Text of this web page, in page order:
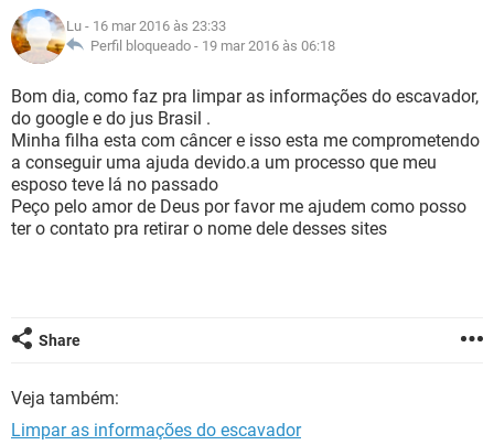
GUIA DE COMPRAS
INSTAGRAM
GUIA DE COMPRAS
CELULAR
OUTLOOK EXCEL
INSTAGRAM GMAIL
GUIA DE COMPRAS
JOGOS
CELULAR
OUTLOOK EXCEL
INSTAGRAM GMAIL
GUIA DE COMPRAS
GLOSSÁRIO
JOGOS WHATSAPP
CELULAR
OUTLOOK EXCEL
INSTAGRAM
GUIA DE COMPRAS
Lu - 16 mar 2016 às 23:33
Perfil bloqueado - 19 mar 2016 às 06:18
Bom dia, como faz pra limpar as informações do escavador,
do google e do jus Brasil .
Minha filha esta com câncer e isso esta me comprometendo
a conseguir uma ajuda devido.a um processo que meu
esposo teve lá no passado
Peço pelo amor de Deus por favor me ajudem como posso
ter o contato pra retirar o nome dele desses sites
Share
Veja também:
Limpar as informações do escavador